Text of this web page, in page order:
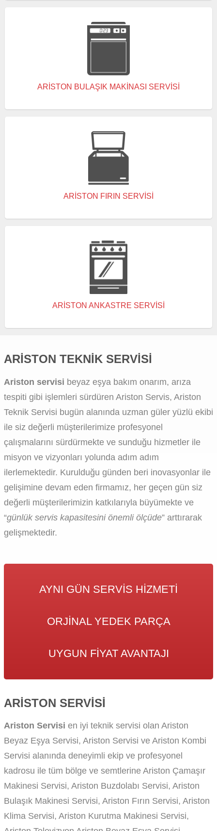
ARISTON BULAŞIK MAKINASI SERVISI
ARISTON FIRIN SERVISI
ARISTON ANKASTRE SERVISI
ARISTON TEKNIK SERVISI
Ariston servisi beyaz eşya bakım onarım, arıza
tespiti gibi işlemleri sürdüren Ariston Servis, Ariston
Teknik Servisi bugün alanında uzman güler yüzlü ekibi
ile siz değerli müşterilerimize profesyonel
çalışmalarını sürdürmekte ve sunduğu hizmetler ile
misyon ve vizyonları yolunda adım adım
ilerlemektedir. Kurulduğu günden beri inovasyonlar ile
gelişimine devam eden firmamız, her geçen gün siz
değerli müşterilerimizin katkılarıyla büyümekte ve
“günlük servis kapasitesini önemli ölçüde” arttırarak
gelişmektedir.
AYNI GÜN SERVIS HIZMETI
ORJINAL YEDEK PARÇA
UYGUN FIYAT AVANTAJI
ARISTON SERVISI
Ariston Servisi en iyi teknik servisi olan Ariston
Beyaz Eşya Servisi, Ariston Servisi ve Ariston Kombi
Servisi alanında deneyimli ekip ve profesyonel
kadrosu ile tüm bölge ve semtlerine Ariston Çamaşır
Makinesi Servisi, Ariston Buzdolabı Servisi, Ariston
Bulaşık Makinesi Servisi, Ariston Fırın Servisi, Ariston
Klima Servisi, Ariston Kurutma Makinesi Servisi,